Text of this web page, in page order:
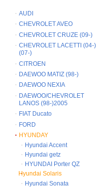
AUDI
CHEVROLET AVEO
CHEVROLET CRUZE (09-)
CHEVROLET LACETTI (04-)
(07-)
CITROEN
DAEWOO MATIZ (98-)
DAEWOO NEXIA
DAEWOO/CHEVROLET
LANOS (98-)2005
FIAT Ducato
FORD
HYUNDAY
Hyundai Accent
Hyundai getz
HYUNDAI Porter QZ
Hyundai Solaris
Hyundai Sonata